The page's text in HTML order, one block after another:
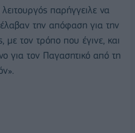
παρήγγειλε να
έλαβαν την απόφαση για την
τον τρόπο που έγινε, και
για τον Παγασητικό από τη